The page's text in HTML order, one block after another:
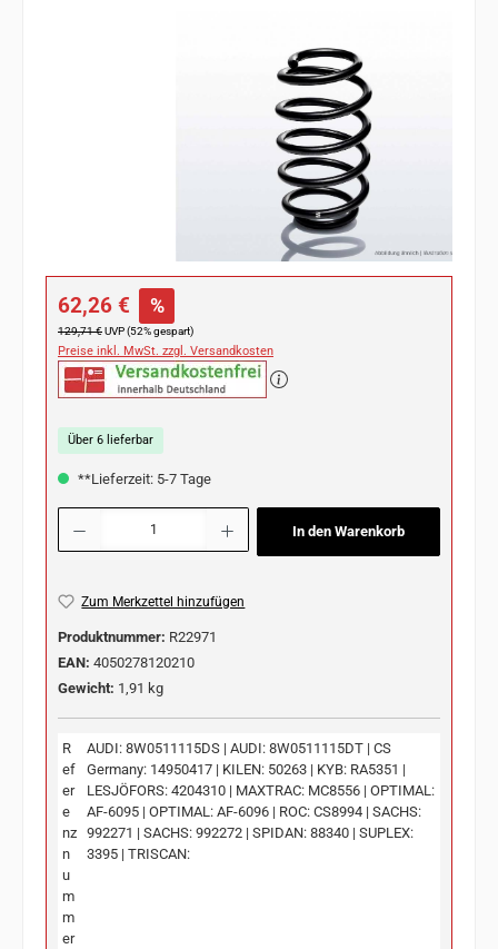
Verkaufspreis:
62,26 € %
Regulärer Preis:
129,71 €UVP (52% gespart)
Preise inkl. MwSt. zzgl. Versandkosten
Über 6 lieferbar
**Lieferzeit: 5-7 Tage
Produkt Anzahl: Gib den gewünschten Wert ein oder benutze die Schaltflächen
In den Warenkorb
Zum Merkzettel hinzufügen
Produktnummer: R22971
EAN: 4050278120210
Gewicht: 1,91 kg
R
ef
er
e
nz
n
u
m
m
er
AUDI: 8W0511115DS | AUDI: 8W0511115DT | CS
Germany: 14950417 | KILEN: 50263 | KYB: RA5351 |
LESJÖFORS: 4204310 | MAXTRAC: MC8556 | OPTIMAL:
AF-6095 | OPTIMAL: AF-6096 | ROC: CS8994 | SACHS:
992271 | SACHS: 992272 | SPIDAN: 88340 | SUPLEX:
3395 | TRISCAN: